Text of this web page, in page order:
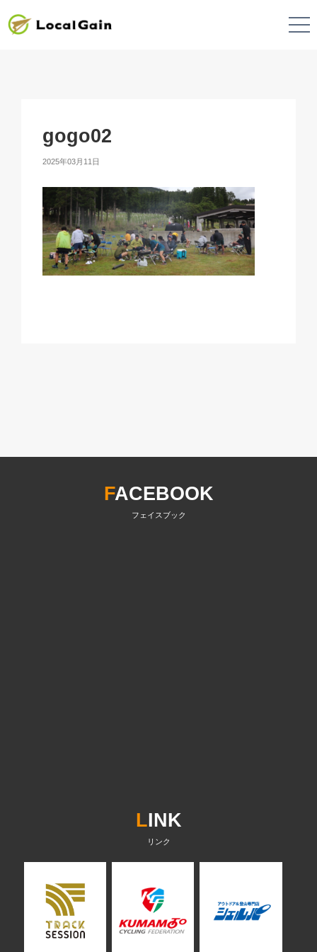
gogo02
2025年03月11日
LINK
FACEBOOK